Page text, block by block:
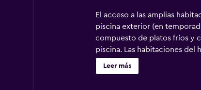
El acceso a las amplias
piscina exterior (en
compuesto de platos fríos y
piscina. Las habitaciones
internacionales. La mayoría
tranquila de Lloret de Mar, a
Leer más